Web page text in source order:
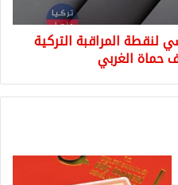
المراقبة التركية
حماة الغربي